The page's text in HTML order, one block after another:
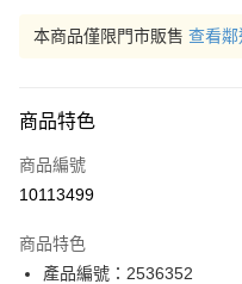
本商品僅限門市販售 查看
商品特色
商品編號
10113499
商品特色
產品編號：2536352